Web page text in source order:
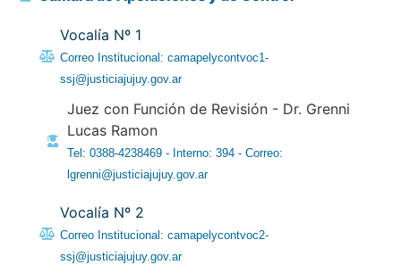
Vocalía Nº 1
Correo Institucional: camapelycontvoc1-
ssj@justiciajujuy.gov.ar
Juez con Función de Revisión - Dr. Grenni
Lucas Ramon
Tel: 0388-4238469 - Interno: 394 - Correo:
lgrenni@justiciajujuy.gov.ar
Vocalía Nº 2
Correo Institucional: camapelycontvoc2-
ssj@justiciajujuy.gov.ar